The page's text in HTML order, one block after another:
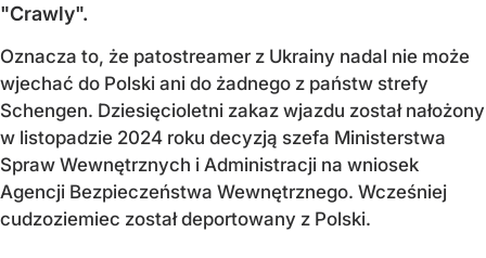
"Crawly".
Oznacza to, że patostreamer z Ukrainy nadal nie może
wjechać do Polski ani do żadnego z państw strefy
Schengen. Dziesięcioletni zakaz wjazdu został nałożony
w listopadzie 2024 roku decyzją szefa Ministerstwa
Spraw Wewnętrznych i Administracji na wniosek
Agencji Bezpieczeństwa Wewnętrznego. Wcześniej
cudzoziemiec został deportowany z Polski.